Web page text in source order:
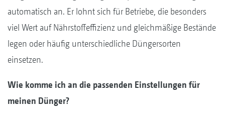
automatisch an. Er lohnt sich für Betriebe, die besonders
viel Wert auf Nährstoffeffizienz und gleichmäßige Bestände
legen oder häufig unterschiedliche Düngersorten
einsetzen.
Wie komme ich an die passenden Einstellungen für
meinen Dünger?